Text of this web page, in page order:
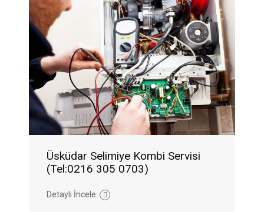
Üsküdar Selimiye Kombi Servisi
(Tel:0216 305 0703)
Detaylı İncele